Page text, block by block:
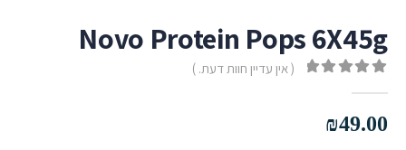
Novo Protein Pops 6X45g
( אין עדיין חוות דעת. )
₪49.00